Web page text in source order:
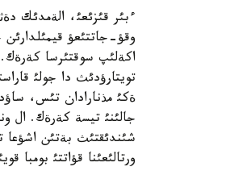
ءبئر قئزئعئ، الةمدئك
وقؤ-جاتتئعؤ
اكةلئپ سوقتئرسا
تويتارؤدئث دا جولئ
ةكئ مذنارادان تئس،
جالئنئ تيسة كةرةك. ال
شئندئقتئث بةتئن اشؤعا
ورتالئعئنا قؤاتتئ